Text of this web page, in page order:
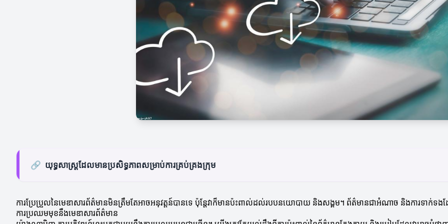
🔗 យុទ្ធសាស្ត្រដែលមានប្រសិទ្ធភាពសម្រាប់ការគ្រប់គ្រងក្រុម
ការប្រែប្រួលនៃមេឌាសារព័ត៌មានមិនត្រឹមតែអាចអនុវត្តន៍បានទេ ប៉ុន្តែវាក៏មានប៉ះពាល់ដល់របបនយោបាយ និងសង្គម។ ព័ត៌មានជាអំណាច និងការទាក់ទងដែ
ការប្រឈមមុខនឹងមេឌាសារព័ត៌មាន